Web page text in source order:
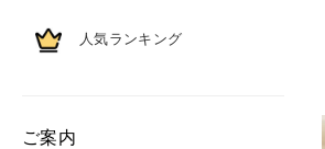
人気ランキング
ご案内